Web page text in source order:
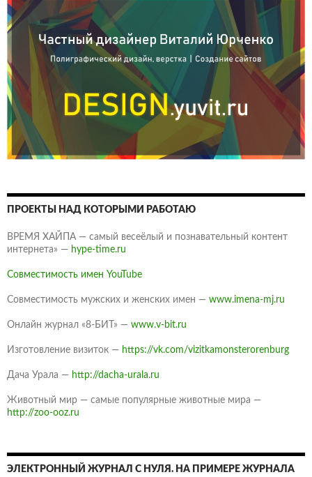
ПРОЕКТЫ НАД КОТОРЫМИ РАБОТАЮ
ВРЕМЯ ХАЙПА — самый весеёлый и познавательный контент
интернета» — hype-time.ru
Совместимость имен YouTube
Совместимость мужских и женских имен — www.imena-mj.ru
Онлайн журнал «8-БИТ» — www.v-bit.ru
Изготовление визиток — https://vk.com/vizitkamonsterorenburg
Дача Урала — http://dacha-urala.ru
Животный мир — самые популярные животные мира —
http://zoo-ooz.ru
ЭЛЕКТРОННЫЙ ЖУРНАЛ С НУЛЯ. НА ПРИМЕРЕ ЖУРНАЛА